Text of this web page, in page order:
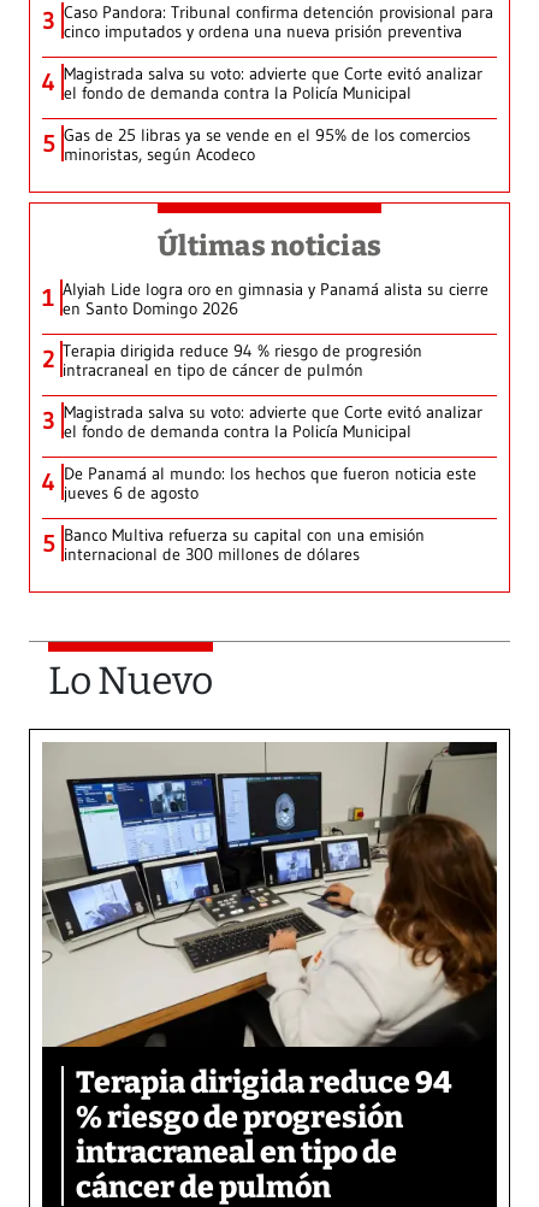
3 Caso Pandora: Tribunal confirma detención provisional para
cinco imputados y ordena una nueva prisión preventiva
4 Magistrada salva su voto: advierte que Corte evitó analizar
el fondo de demanda contra la Policía Municipal
5 Gas de 25 libras ya se vende en el 95% de los comercios
minoristas, según Acodeco
Últimas noticias
1 Alyiah Lide logra oro en gimnasia y Panamá alista su cierre
en Santo Domingo 2026
2 Terapia dirigida reduce 94 % riesgo de progresión
intracraneal en tipo de cáncer de pulmón
3 Magistrada salva su voto: advierte que Corte evitó analizar
el fondo de demanda contra la Policía Municipal
4 De Panamá al mundo: los hechos que fueron noticia este
jueves 6 de agosto
5 Banco Multiva refuerza su capital con una emisión
internacional de 300 millones de dólares
Lo Nuevo
Terapia dirigida reduce 94
% riesgo de progresión
intracraneal en tipo de
cáncer de pulmón